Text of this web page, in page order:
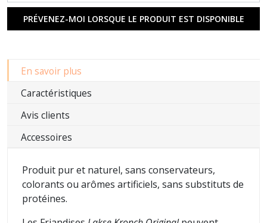
PRÉVENEZ-MOI LORSQUE LE PRODUIT EST DISPONIBLE
En savoir plus
Caractéristiques
Avis clients
Accessoires
Produit pur et naturel, sans conservateurs,
colorants ou arômes artificiels, sans substituts de
protéines.